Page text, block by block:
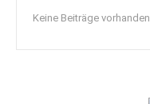
Keine Beiträge vorhanden